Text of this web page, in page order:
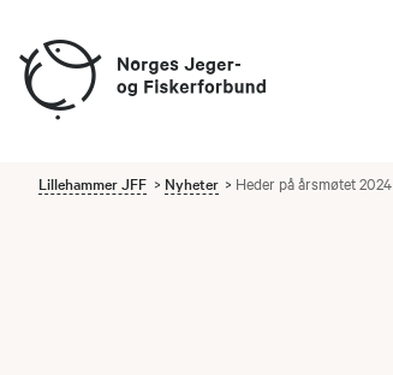
Lillehammer JFF Nyheter Heder på årsmøtet 2024